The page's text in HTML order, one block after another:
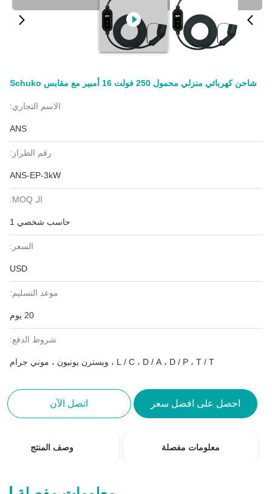
شاحن كهربائي منزلي محمول 250 فولت 16 أمبير مع مقابس Schuko
الاسم التجاري:
ANS
رقم الطراز:
ANS-EP-3kW
الـ MOQ:
حاسب شخصي 1
السعر:
USD
موعد التسليم:
20 يوم
شروط الدفع:
L / C ، D / A ، D / P ، T / T ، ويسترن يونيون ، موني جرام
احصل على افضل سعر اتصل الآن
معلومات مفصلة وصف المنتج